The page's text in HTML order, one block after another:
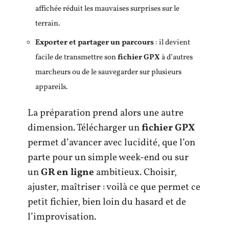
affichée réduit les mauvaises surprises sur le
terrain.
Exporter et partager un parcours: il devient
facile de transmettre sonfichier GPXà d’autres
marcheurs ou de le sauvegarder sur plusieurs
appareils.
La préparation prend alors une autre
dimension. Télécharger unfichier GPX
permet d’avancer avec lucidité, que l’on
parte pour un simple week-end ou sur
unGR en ligne ambitieux. Choisir,
ajuster, maîtriser : voilà ce que permet ce
petit fichier, bien loin du hasard et de
l’improvisation.